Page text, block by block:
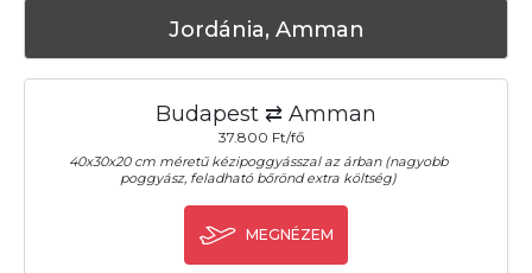
Jordánia, Amman
Budapest ⇄ Amman
37.800 Ft/fő
40x30x20 cm méretű kézipoggyásszal az árban (nagyobb
poggyász, feladható bőrönd extra költség)
MEGNÉZEM